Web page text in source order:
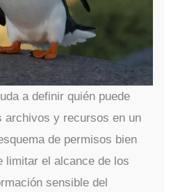
a definir quién puede
archivos y recursos en un
de permisos bien
limitar el alcance de los
sensible del